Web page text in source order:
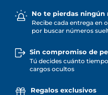
No te pierdas ningún
Recibe cada entrega en
por buscar números
Sin compromiso de
Tú decides cuánto
cargos ocultos
Regalos exclusivos